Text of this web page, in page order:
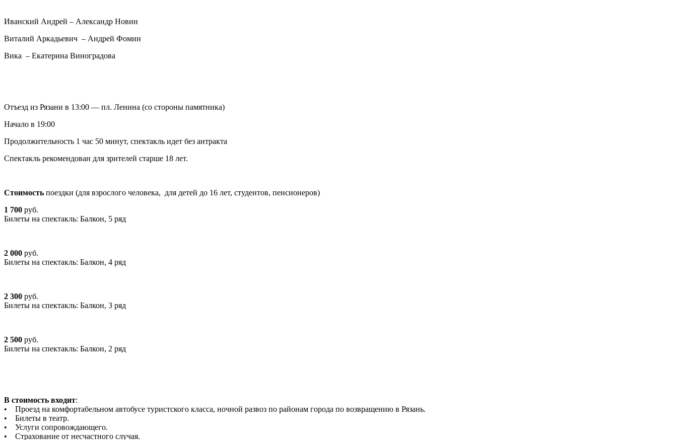
Иванский Андрей – Александр Новин
Виталий Аркадьевич – Андрей Фомин
Вика – Екатерина Виноградова
Отъезд из Рязани в 13:00 — пл. Ленина (со стороны памятника)
Начало в 19:00
Продолжительность 1 час 50 минут, спектакль идет без антракта
Спектакль рекомендован для зрителей старше 18 лет.
Стоимость поездки (для взрослого человека, для детей до 16 лет, студентов, пенсионеров)
1 700 руб.
Билеты на спектакль: Балкон, 5 ряд
2 000 руб.
Билеты на спектакль: Балкон, 4 ряд
2 300 руб.
Билеты на спектакль: Балкон, 3 ряд
2 500 руб.
Билеты на спектакль: Балкон, 2 ряд
В стоимость входит:
• Проезд на комфортабельном автобусе туристского класса, ночной развоз по районам города по возвращению в Рязань.
• Билеты в театр.
• Услуги сопровождающего.
• Страхование от несчастного случая.